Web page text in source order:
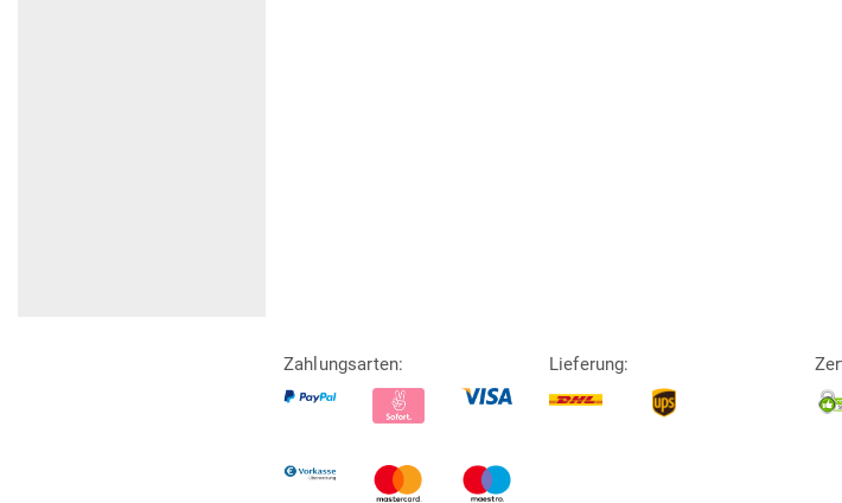
Zahlungsarten: Lieferung: